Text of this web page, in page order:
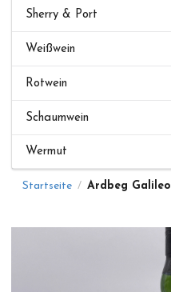
Sherry & Port
Weißwein
Rotwein
Schaumwein
Wermut
Startseite / Ardbeg Galileo